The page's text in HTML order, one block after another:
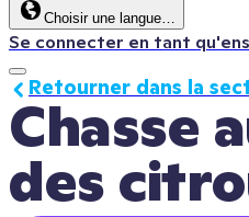
Choisir une langue…
Se connecter en tant
Chasse
des
Retourner dans la